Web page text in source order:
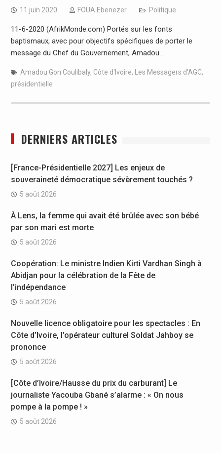
11 juin 2020 FOUA Ebenezer Politique
11-6-2020 (AfrikMonde.com) Portés sur les fonts
baptismaux, avec pour objectifs spécifiques de porter le
message du Chef du Gouvernement, Amadou…
Amadou Gon Coulibaly, Côte d'Ivoire, Les Messagers d'AGC,
présidentielle
DERNIERS ARTICLES
[France-Présidentielle 2027] Les enjeux de
souveraineté démocratique sévèrement touchés ?
5 août 2026
À Lens, la femme qui avait été brûlée avec son bébé
par son mari est morte
5 août 2026
Coopération: Le ministre Indien Kirti Vardhan Singh à
Abidjan pour la célébration de la Fête de
l’indépendance
5 août 2026
Nouvelle licence obligatoire pour les spectacles : En
Côte d’Ivoire, l’opérateur culturel Soldat Jahboy se
prononce
5 août 2026
[Côte d’Ivoire/Hausse du prix du carburant] Le
journaliste Yacouba Gbané s’alarme : « On nous
pompe à la pompe ! »
5 août 2026